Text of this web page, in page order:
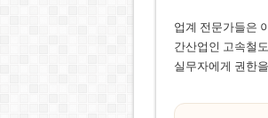
업계 전문가들은
간산업인 고속철
실무자에게 권한